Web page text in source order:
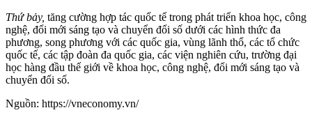
Thứ bảy, tăng cường hợp tác quốc tế trong phát triển khoa học, công
nghệ, đổi mới sáng tạo và chuyển đổi số dưới các hình thức đa
phương, song phương với các quốc gia, vùng lãnh thổ, các tổ chức
quốc tế, các tập đoàn đa quốc gia, các viện nghiên cứu, trường đại
học hàng đầu thế giới về khoa học, công nghệ, đổi mới sáng tạo và
chuyển đổi số.
Nguồn: https://vneconomy.vn/